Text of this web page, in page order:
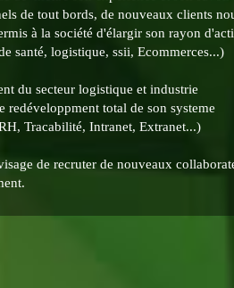
de tout bords, de nouveaux clients
à la société d'élargir son rayon
santé, logistique, ssii, Ecommerces...)
du secteur logistique et industrie
redéveloppment total de son systeme
Tracabilité, Intranet, Extranet...)
de recruter de nouveaux